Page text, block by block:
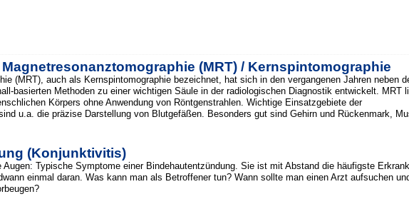
(MRT) / Kernspintomographie
(MRT), auch als Kernspintomographie bezeichnet, hat sich in den vergangenen Jahren neben
basierten Methoden zu einer wichtigen Säule in der radiologischen Diagnostik entwickelt. MRT
Körpers ohne Anwendung von Röntgenstrahlen. Wichtige Einsatzgebiete der
u.a. die präzise Darstellung von Blutgefäßen. Besonders gut sind Gehirn und Rückenmark,
(Konjunktivitis)
Augen: Typische Symptome einer Bindehautentzündung. Sie ist mit Abstand die häufigste
einmal daran. Was kann man als Betroffener tun? Wann sollte man einen Arzt aufsuchen